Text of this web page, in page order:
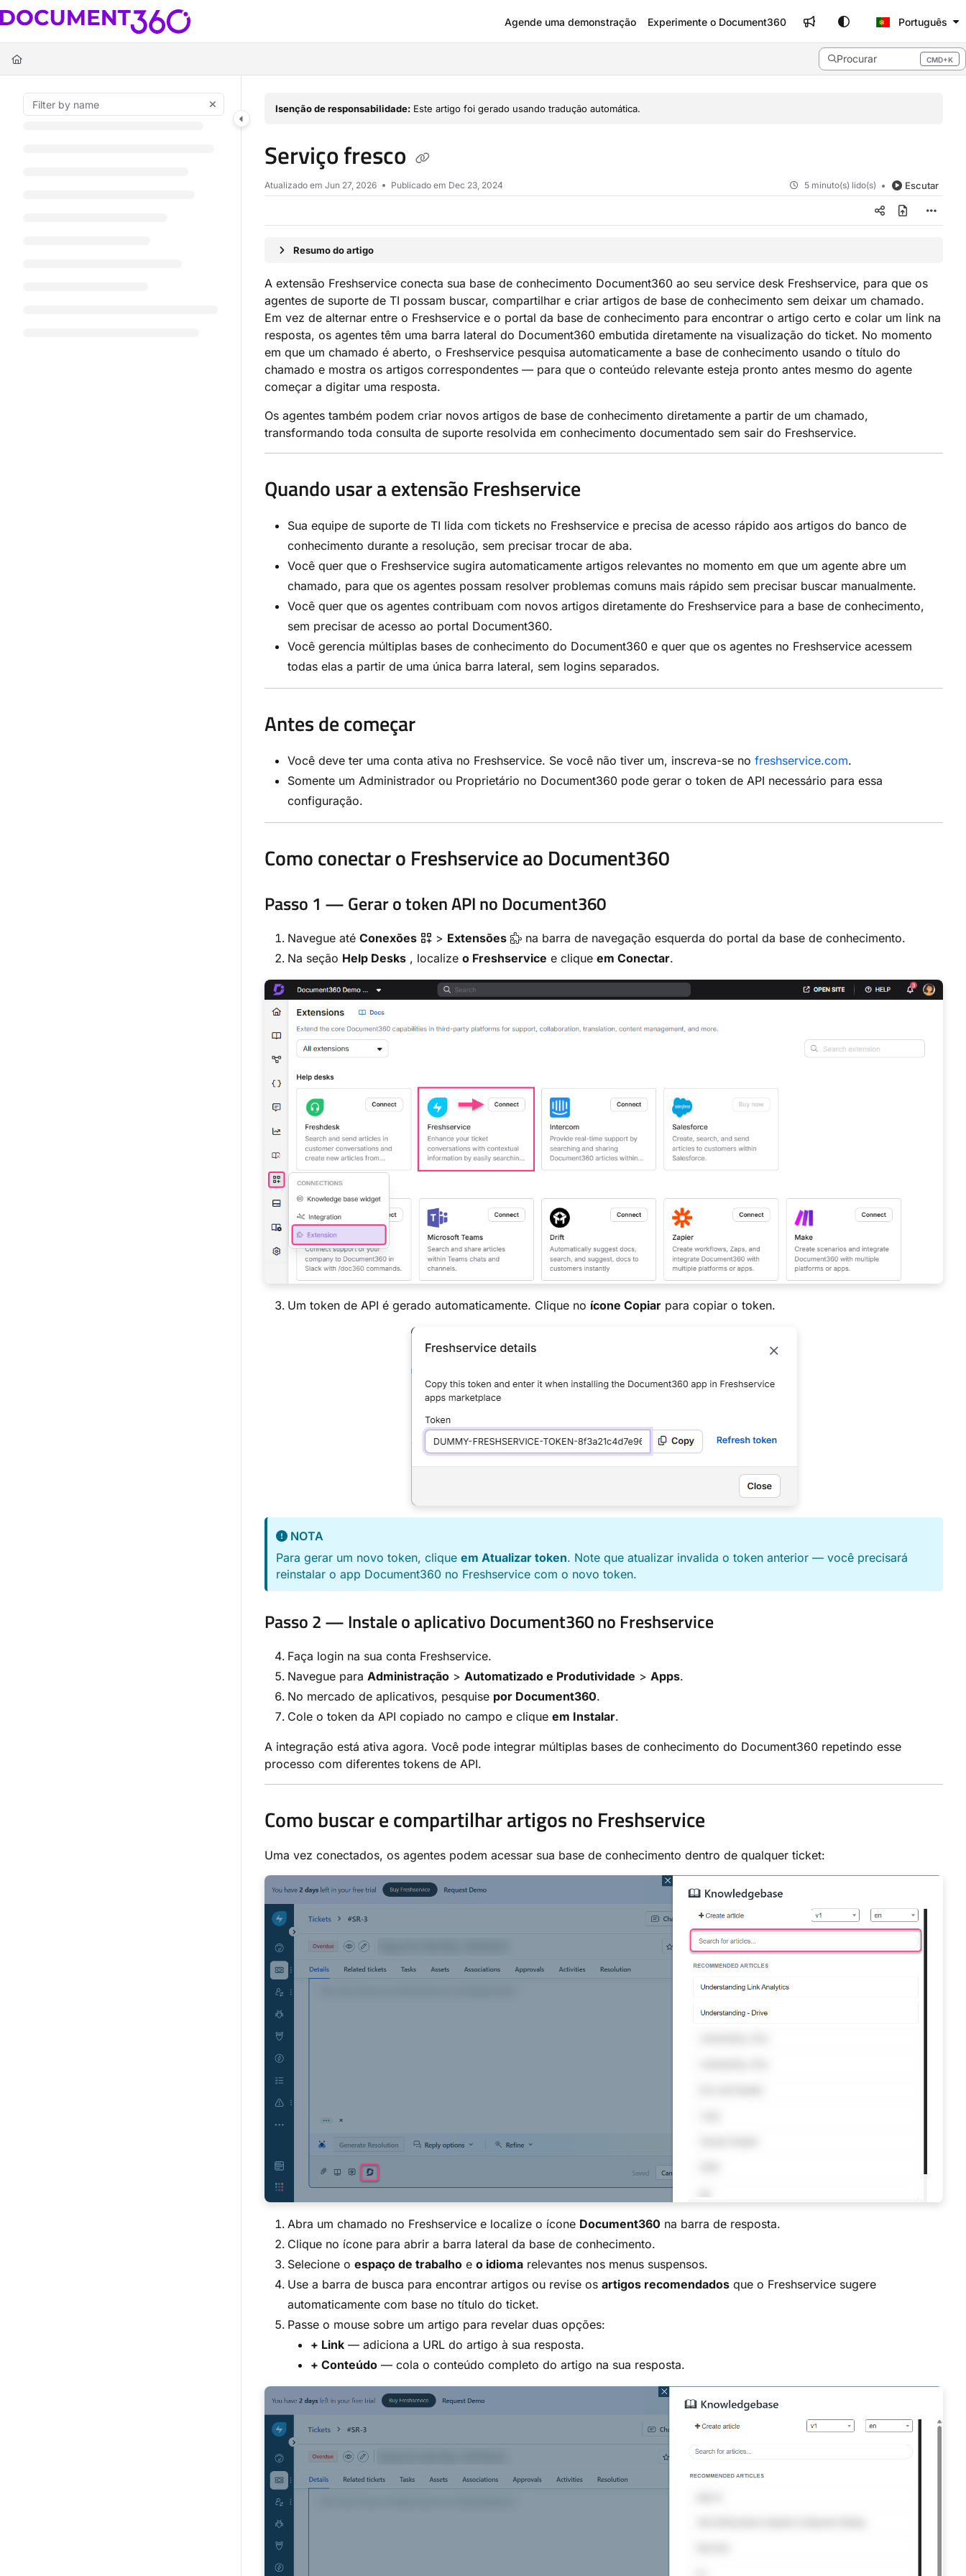
Documentation Index
Fetch the complete documentation index at:
Use this file to discover all available pages before exploring further.
Agende uma demonstração Experimente o Document360 Português
Procurar CMD+K
Press CMD+K to open search
Isenção de responsabilidade: Este artigo foi gerado usando tradução automática.
Serviço fresco
Atualizado em Jun 27, 2026 Publicado em Dec 23, 2024 5 minuto(s) lido(s) Escutar
Resumo do artigo
A extensão Freshservice conecta sua base de conhecimento Document360 ao seu service desk Freshservice, para que os
agentes de suporte de TI possam buscar, compartilhar e criar artigos de base de conhecimento sem deixar um chamado.
Em vez de alternar entre o Freshservice e o portal da base de conhecimento para encontrar o artigo certo e colar um link na
resposta, os agentes têm uma barra lateral do Document360 embutida diretamente na visualização do ticket. No momento
em que um chamado é aberto, o Freshservice pesquisa automaticamente a base de conhecimento usando o título do
chamado e mostra os artigos correspondentes — para que o conteúdo relevante esteja pronto antes mesmo do agente
começar a digitar uma resposta.
Os agentes também podem criar novos artigos de base de conhecimento diretamente a partir de um chamado,
transformando toda consulta de suporte resolvida em conhecimento documentado sem sair do Freshservice.
Quando usar a extensão Freshservice
Sua equipe de suporte de TI lida com tickets no Freshservice e precisa de acesso rápido aos artigos do banco de
conhecimento durante a resolução, sem precisar trocar de aba.
Você quer que o Freshservice sugira automaticamente artigos relevantes no momento em que um agente abre um
chamado, para que os agentes possam resolver problemas comuns mais rápido sem precisar buscar manualmente.
Você quer que os agentes contribuam com novos artigos diretamente do Freshservice para a base de conhecimento,
sem precisar de acesso ao portal Document360.
Você gerencia múltiplas bases de conhecimento do Document360 e quer que os agentes no Freshservice acessem
todas elas a partir de uma única barra lateral, sem logins separados.
Antes de começar
Você deve ter uma conta ativa no Freshservice. Se você não tiver um, inscreva-se no freshservice.com.
Somente um Administrador ou Proprietário no Document360 pode gerar o token de API necessário para essa
configuração.
Como conectar o Freshservice ao Document360
Passo 1 — Gerar o token API no Document360
Navegue até Conexões > Extensões
na barra de navegação esquerda do portal da base de conhecimento.
Na seção Help Desks , localize o Freshservice e clique em Conectar.
Um token de API é gerado automaticamente. Clique no ícone Copiar para copiar o token.
NOTA
Para gerar um novo token, clique em Atualizar token. Note que atualizar invalida o token anterior — você precisará
reinstalar o app Document360 no Freshservice com o novo token.
Passo 2 — Instale o aplicativo Document360 no Freshservice
Faça login na sua conta Freshservice.
Navegue para Administração > Automatizado e Produtividade > Apps.
No mercado de aplicativos, pesquise por Document360.
Cole o token da API copiado no campo e clique em Instalar.
A integração está ativa agora. Você pode integrar múltiplas bases de conhecimento do Document360 repetindo esse
processo com diferentes tokens de API.
Como buscar e compartilhar artigos no Freshservice
Uma vez conectados, os agentes podem acessar sua base de conhecimento dentro de qualquer ticket:
Abra um chamado no Freshservice e localize o ícone Document360 na barra de resposta.
Clique no ícone para abrir a barra lateral da base de conhecimento.
Selecione o espaço de trabalho e o idioma relevantes nos menus suspensos.
Use a barra de busca para encontrar artigos ou revise os artigos recomendados que o Freshservice sugere
automaticamente com base no título do ticket.
Passe o mouse sobre um artigo para revelar duas opções:
+ Link — adiciona a URL do artigo à sua resposta.
+ Conteúdo — cola o conteúdo completo do artigo na sua resposta.